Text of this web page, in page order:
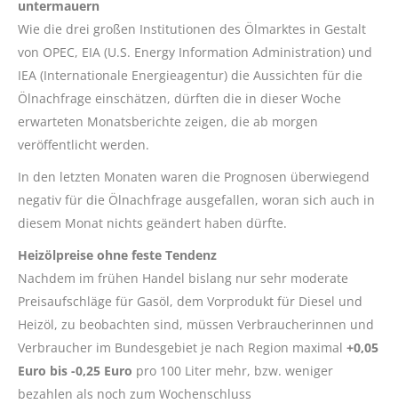
untermauern
Wie die drei großen Institutionen des Ölmarktes in Gestalt
von OPEC, EIA (U.S. Energy Information Administration) und
IEA (Internationale Energieagentur) die Aussichten für die
Ölnachfrage einschätzen, dürften die in dieser Woche
erwarteten Monatsberichte zeigen, die ab morgen
veröffentlicht werden.
In den letzten Monaten waren die Prognosen überwiegend
negativ für die Ölnachfrage ausgefallen, woran sich auch in
diesem Monat nichts geändert haben dürfte.
Heizölpreise ohne feste Tendenz
Nachdem im frühen Handel bislang nur sehr moderate
Preisaufschläge für Gasöl, dem Vorprodukt für Diesel und
Heizöl, zu beobachten sind, müssen Verbraucherinnen und
Verbraucher im Bundesgebiet je nach Region maximal +0,05
Euro bis -0,25 Euro pro 100 Liter mehr, bzw. weniger
bezahlen als noch zum Wochenschluss